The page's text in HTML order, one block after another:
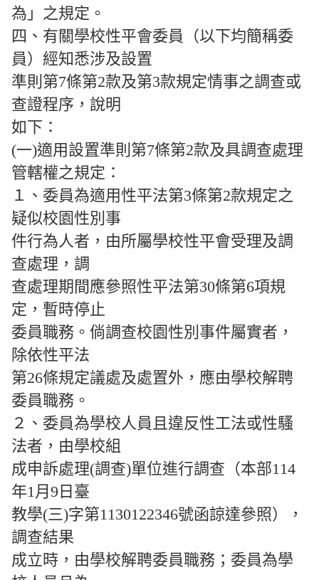
為」之規定。
四、有關學校性平會委員（以下均簡稱委
員）經知悉涉及設置
準則第7條第2款及第3款規定情事之調查或
查證程序，說明
如下：
(一)適用設置準則第7條第2款及具調查處理
管轄權之規定：
１、委員為適用性平法第3條第2款規定之
疑似校園性別事
件行為人者，由所屬學校性平會受理及調
查處理，調
查處理期間應參照性平法第30條第6項規
定，暫時停止
委員職務。倘調查校園性別事件屬實者，
除依性平法
第26條規定議處及處置外，應由學校解聘
委員職務。
２、委員為學校人員且違反性工法或性騷
法者，由學校組
成申訴處理(調查)單位進行調查（本部114
年1月9日臺
教學(三)字第1130122346號函諒達參照），
調查結果
成立時，由學校解聘委員職務；委員為學